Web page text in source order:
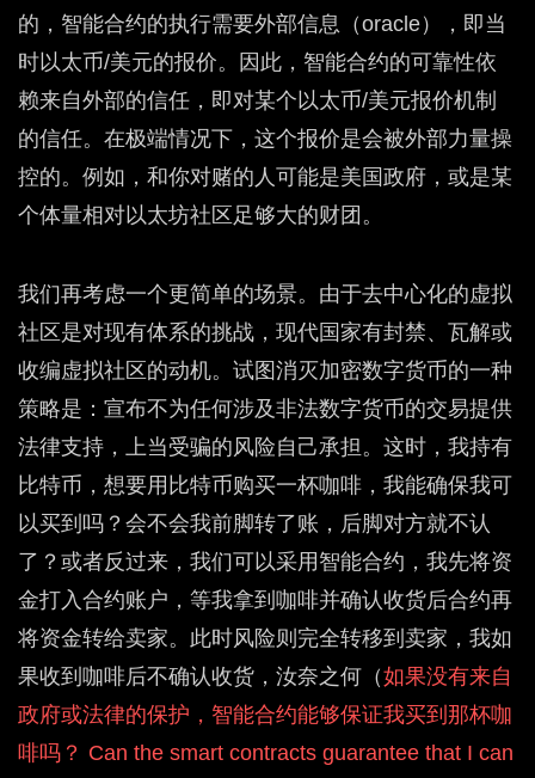
的，智能合约的执行需要外部信息（oracle），即当
时以太币/美元的报价。因此，智能合约的可靠性依
赖来自外部的信任，即对某个以太币/美元报价机制
的信任。在极端情况下，这个报价是会被外部力量操
控的。例如，和你对赌的人可能是美国政府，或是某
个体量相对以太坊社区足够大的财团。
我们再考虑一个更简单的场景。由于去中心化的虚拟
社区是对现有体系的挑战，现代国家有封禁、瓦解或
收编虚拟社区的动机。试图消灭加密数字货币的一种
策略是：宣布不为任何涉及非法数字货币的交易提供
法律支持，上当受骗的风险自己承担。这时，我持有
比特币，想要用比特币购买一杯咖啡，我能确保我可
以买到吗？会不会我前脚转了账，后脚对方就不认
了？或者反过来，我们可以采用智能合约，我先将资
金打入合约账户，等我拿到咖啡并确认收货后合约再
将资金转给卖家。此时风险则完全转移到卖家，我如
果收到咖啡后不确认收货，汝奈之何（如果没有来自
政府或法律的保护，智能合约能够保证我买到那杯咖
啡吗？ Can the smart contracts guarantee that I can